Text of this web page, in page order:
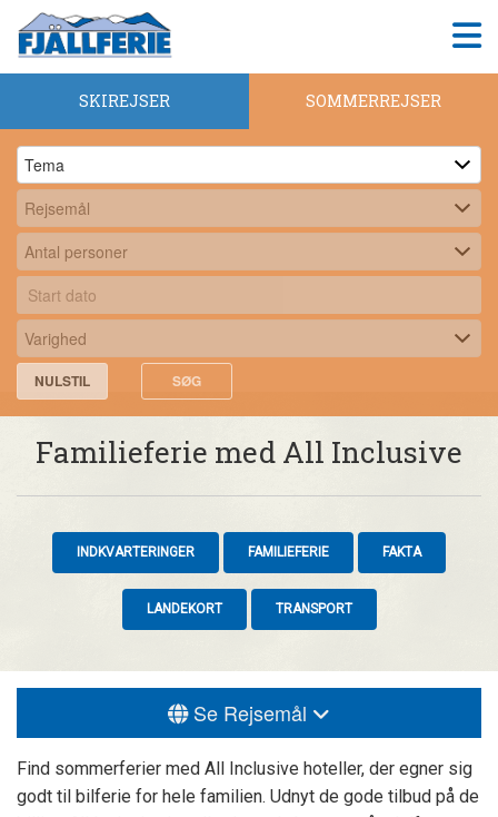
SKIREJSER SOMMERREJSER
NULSTIL SØG
Familieferie med All Inclusive
INDKVARTERINGER FAMILIEFERIE FAKTA
LANDEKORT TRANSPORT
Se Rejsemål
Find sommerferier med All Inclusive hoteller, der egner sig
godt til bilferie for hele familien. Udnyt de gode tilbud på de